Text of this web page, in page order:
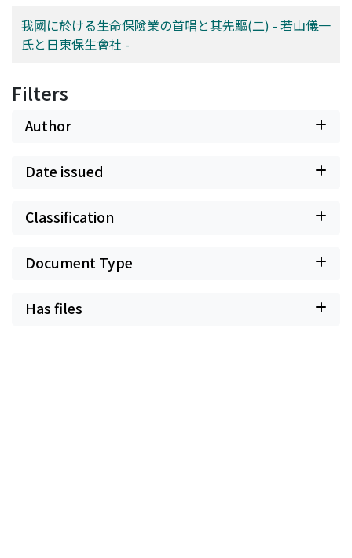
我國に於ける生命保險業の首唱と其先驅(二) - 若山儀一
氏と日東保生會社 -
Filters
Author
Date issued
Classification
Document Type
Has files